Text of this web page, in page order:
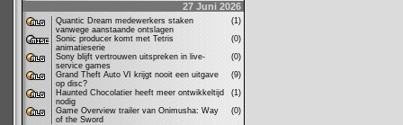
27 Juni 2026
Quantic Dream medewerkers staken
vanwege aanstaande ontslagen
(1)
Sonic producer komt met Tetris
animatieserie
(0)
Sony blijft vertrouwen uitspreken in live-
service games
(0)
Grand Theft Auto VI krijgt nooit een uitgave
op disc?
(9)
Haunted Chocolatier heeft meer ontwikkeltijd
nodig
(1)
Game Overview trailer van Onimusha: Way
of the Sword
(0)